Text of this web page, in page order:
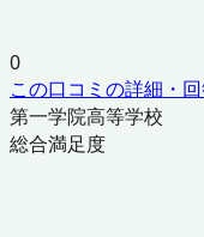
0
この口コミの詳細・
第一学院高等学校
総合満足度